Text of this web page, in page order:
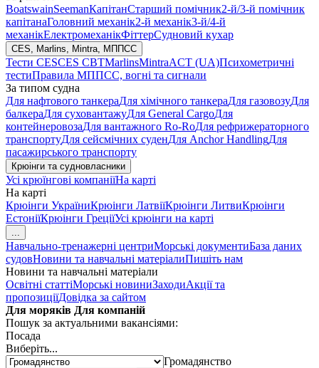
BoatswainSeemanКапітанСтарший помічник2-й/3-й помічник
капітанаГоловний механік2-й механік3-й/4-й
механікЕлектромеханікФіттерСудновий кухар
CES, Marlins, Mintra, МППСС
Тести CESCES CBTMarlinsMintraACT (UA)Психометричні
тестиПравила МППСС, вогні та сигнали
За типом судна
Для нафтового танкераДля хімічного танкераДля газовозуДля
балкераДля суховантажуДля General CargoДля
контейнеровозаДля вантажного Ro-RoДля рефрижераторного
транспортуДля сейсмічних суденДля Anchor HandlingДля
пасажирського транспорту
Крюінги та судновласники
Усі крюїнгові компаніїНа карті
На карті
Крюінги УкраїниКрюінги ЛатвіїКрюінги ЛитвиКрюінги
ЕстоніїКрюінги ГреціїУсі крюінги на карті
...
Навчально-тренажерні центриМорські документиБаза даних
судовНовини та навчальні матеріалиПишіть нам
Новини та навчальні матеріали
Освітні статтіМорські новиниЗаходиАкції та
пропозиціїДовідка за сайтом
Для моряків Для компаній
Пошук за актуальними вакансіями:
Посада
Виберіть...
Громадянство